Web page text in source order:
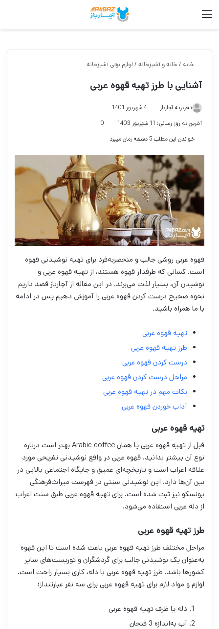
منو
خانه / خانه و آشپزخانه / لوازم برقی آشپزخانه
آشنایی با طرز تهیه قهوه عربی
تحریریه آچارباز
4 شهریور 1401
آخرین به روز رسانی: 11 شهریور 1403
0
خواندن این مطلب 5 دقیقه زمان میبرد
قهوه عربی روشی جالب و منحصربه‌فرد برای تهیه نوشیدنی قهوه
است. کسانی که طرفدار قهوه هستند، از تهیه قهوه عربی و
نوشیدن آن، بسیار لذت می‌برند. در این مقاله از آچارباز قصد داریم
نحوه صحیح درست کردن قهوه عربی را آموزش دهیم پس در ادامه
با ما همراه باشید.
تهیه قهوه عربی
طرز تهیه قهوه عربی
درست کردن قهوه عربی
مراحل درست کردن قهوه عربی
نکات مهم در تهیه قهوه عربی
آداب خوردن قهوه عربی
تهیه قهوه عربی
قبل از تهیه قهوه عربی یا همان Arabic coffee بهتر است درباره
نوع آن بیشتر بدانید. قهوه عربی در واقع نوشیدنی تفریحی مورد
علاقه اعراب است و تاریخچه‌ای عمیق و جایگاه اجتماعی بالایی در
بین آن‌ها دارد. این نوشیدنی سنتی در فهرست میراث‌فرهنگی
یونسکو نیز ثبت شده است. برای تهیه قهوه عربی طبق سنت اعراب
از دله عربی استفاده می‌شود.
طرز تهیه قهوه عربی
مراحل مختلف طرز تهیه قهوه عربی باعث شده است تا این قهوه
به‌عنوان یک نوشیدنی جالب برای گردشگران و توریست‌های سایر
کشور‌ها باشد. طرز تهیه قهوه عربی با دله، کاری بسیار راحت است.
لوازم و مواد لازم برای تهیه قهوه عربی برای سه نفر عبارتند‌از؛
دله یا ظرف تهیه قهوه عربی
آب به‌اندازه 3 فنجان